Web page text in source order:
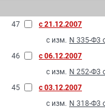
47
с 21.12.2007
с изм. N 335-Ф3
46
с 06.12.2007
с изм. N 252-Ф3
45
с 03.12.2007
с изм. N 318-Ф3